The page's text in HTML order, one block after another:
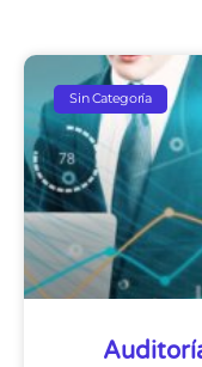
Sin Categoría